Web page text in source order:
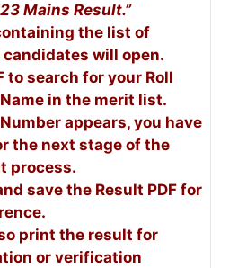
Mains Result.”
the list of
will open.
to search for your Roll
in the merit list.
appears, you have
the next stage of the
process.
save the Result PDF for
print the result for
or verification